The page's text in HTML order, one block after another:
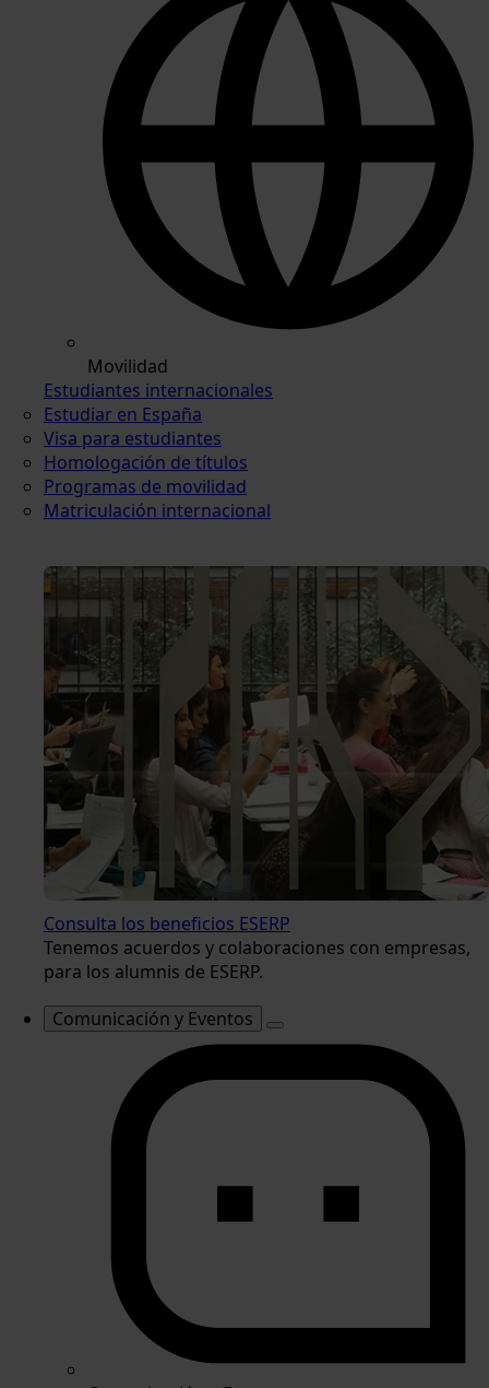
Movilidad
Estudiantes internacionales
Estudiar en España
Visa para estudiantes
Homologación de títulos
Programas de movilidad
Matriculación internacional
Consulta los beneficios ESERP
Tenemos acuerdos y colaboraciones con empresas,
para los alumnis de ESERP.
Comunicación y Eventos